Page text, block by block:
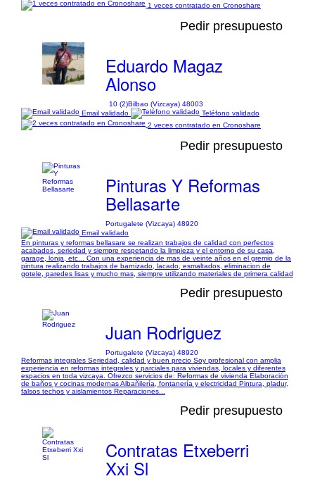
1 veces contratado en Cronoshare
Pedir presupuesto
Eduardo Magaz
Alonso
10 (2)Bilbao (Vizcaya) 48003
Email validado
Teléfono validado
2 veces contratado en Cronoshare
Pedir presupuesto
Pinturas Y Reformas
Bellasarte
Portugalete (Vizcaya) 48920
Email validado
En pinturas y reformas bellasare se realizan trabajos de calidad con perfectos
acabados, seriedad y siempre respetando la limpieza y el entorno de su casa,
garage, lonja, etc... Con una experiencia de mas de veinte años en el gremio de la
pintura realizando trabajos de barnizado, lacado, esmaltados, eliminacion de
gotele, paredes lisas y mucho mas, siempre utilizando materiales de primera calidad
Pedir presupuesto
Juan Rodriguez
Portugalete (Vizcaya) 48920
Reformas integrales Seriedad, calidad y buen precio Soy profesional con amplia
experiencia en reformas integrales y parciales para viviendas, locales y diferentes
espacios en toda vizcaya. Ofrezco servicios de: Reformas de vivienda Elaboración
de baños y cocinas modernas Albañilería, fontanería y electricidad Pintura, pladur,
falsos techos y aislamientos Reparaciones...
Pedir presupuesto
Contratas Etxeberri
Xxi Sl